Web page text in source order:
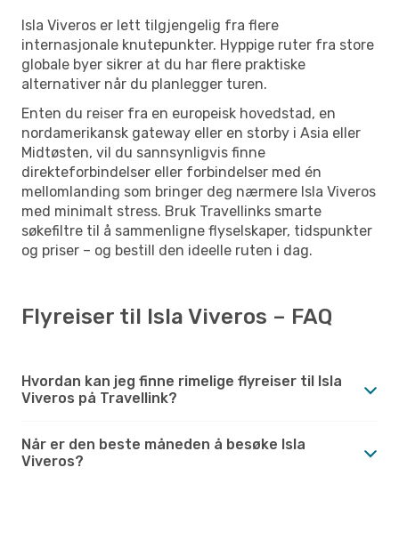
Isla Viveros er lett tilgjengelig fra flere
internasjonale knutepunkter. Hyppige ruter fra store
globale byer sikrer at du har flere praktiske
alternativer når du planlegger turen.
Enten du reiser fra en europeisk hovedstad, en
nordamerikansk gateway eller en storby i Asia eller
Midtøsten, vil du sannsynligvis finne
direkteforbindelser eller forbindelser med én
mellomlanding som bringer deg nærmere Isla Viveros
med minimalt stress. Bruk Travellinks smarte
søkefiltre til å sammenligne flyselskaper, tidspunkter
og priser – og bestill den ideelle ruten i dag.
Flyreiser til Isla Viveros – FAQ
Hvordan kan jeg finne rimelige flyreiser til Isla
Viveros på Travellink?
Når er den beste måneden å besøke Isla
Viveros?